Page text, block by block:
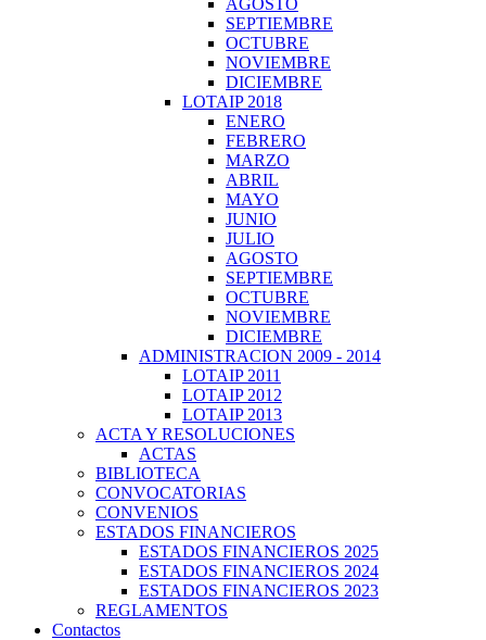
AGOSTO
SEPTIEMBRE
OCTUBRE
NOVIEMBRE
DICIEMBRE
LOTAIP 2018
ENERO
FEBRERO
MARZO
ABRIL
MAYO
JUNIO
JULIO
AGOSTO
SEPTIEMBRE
OCTUBRE
NOVIEMBRE
DICIEMBRE
ADMINISTRACION 2009 - 2014
LOTAIP 2011
LOTAIP 2012
LOTAIP 2013
ACTA Y RESOLUCIONES
ACTAS
BIBLIOTECA
CONVOCATORIAS
CONVENIOS
ESTADOS FINANCIEROS
ESTADOS FINANCIEROS 2025
ESTADOS FINANCIEROS 2024
ESTADOS FINANCIEROS 2023
REGLAMENTOS
Contactos